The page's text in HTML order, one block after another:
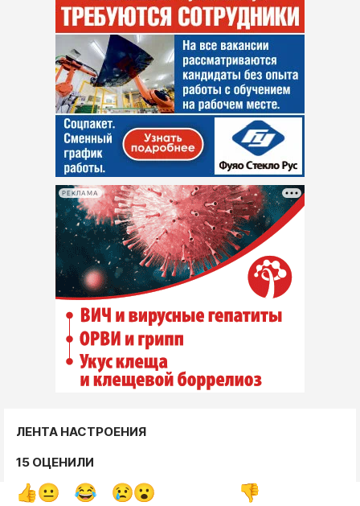
РЕКЛАМА
ЛЕНТА НАСТРОЕНИЯ
15 ОЦЕНИЛИ